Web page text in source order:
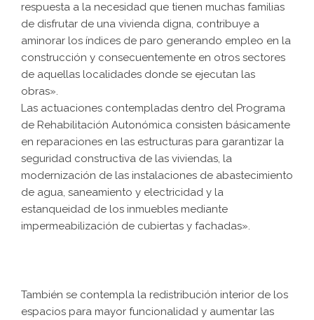
respuesta a la necesidad que tienen muchas familias
de disfrutar de una vivienda digna, contribuye a
aminorar los índices de paro generando empleo en la
construcción y consecuentemente en otros sectores
de aquellas localidades donde se ejecutan las
obras».
Las actuaciones contempladas dentro del Programa
de Rehabilitación Autonómica consisten básicamente
en reparaciones en las estructuras para garantizar la
seguridad constructiva de las viviendas, la
modernización de las instalaciones de abastecimiento
de agua, saneamiento y electricidad y la
estanqueidad de los inmuebles mediante
impermeabilización de cubiertas y fachadas».
También se contempla la redistribución interior de los
espacios para mayor funcionalidad y aumentar las